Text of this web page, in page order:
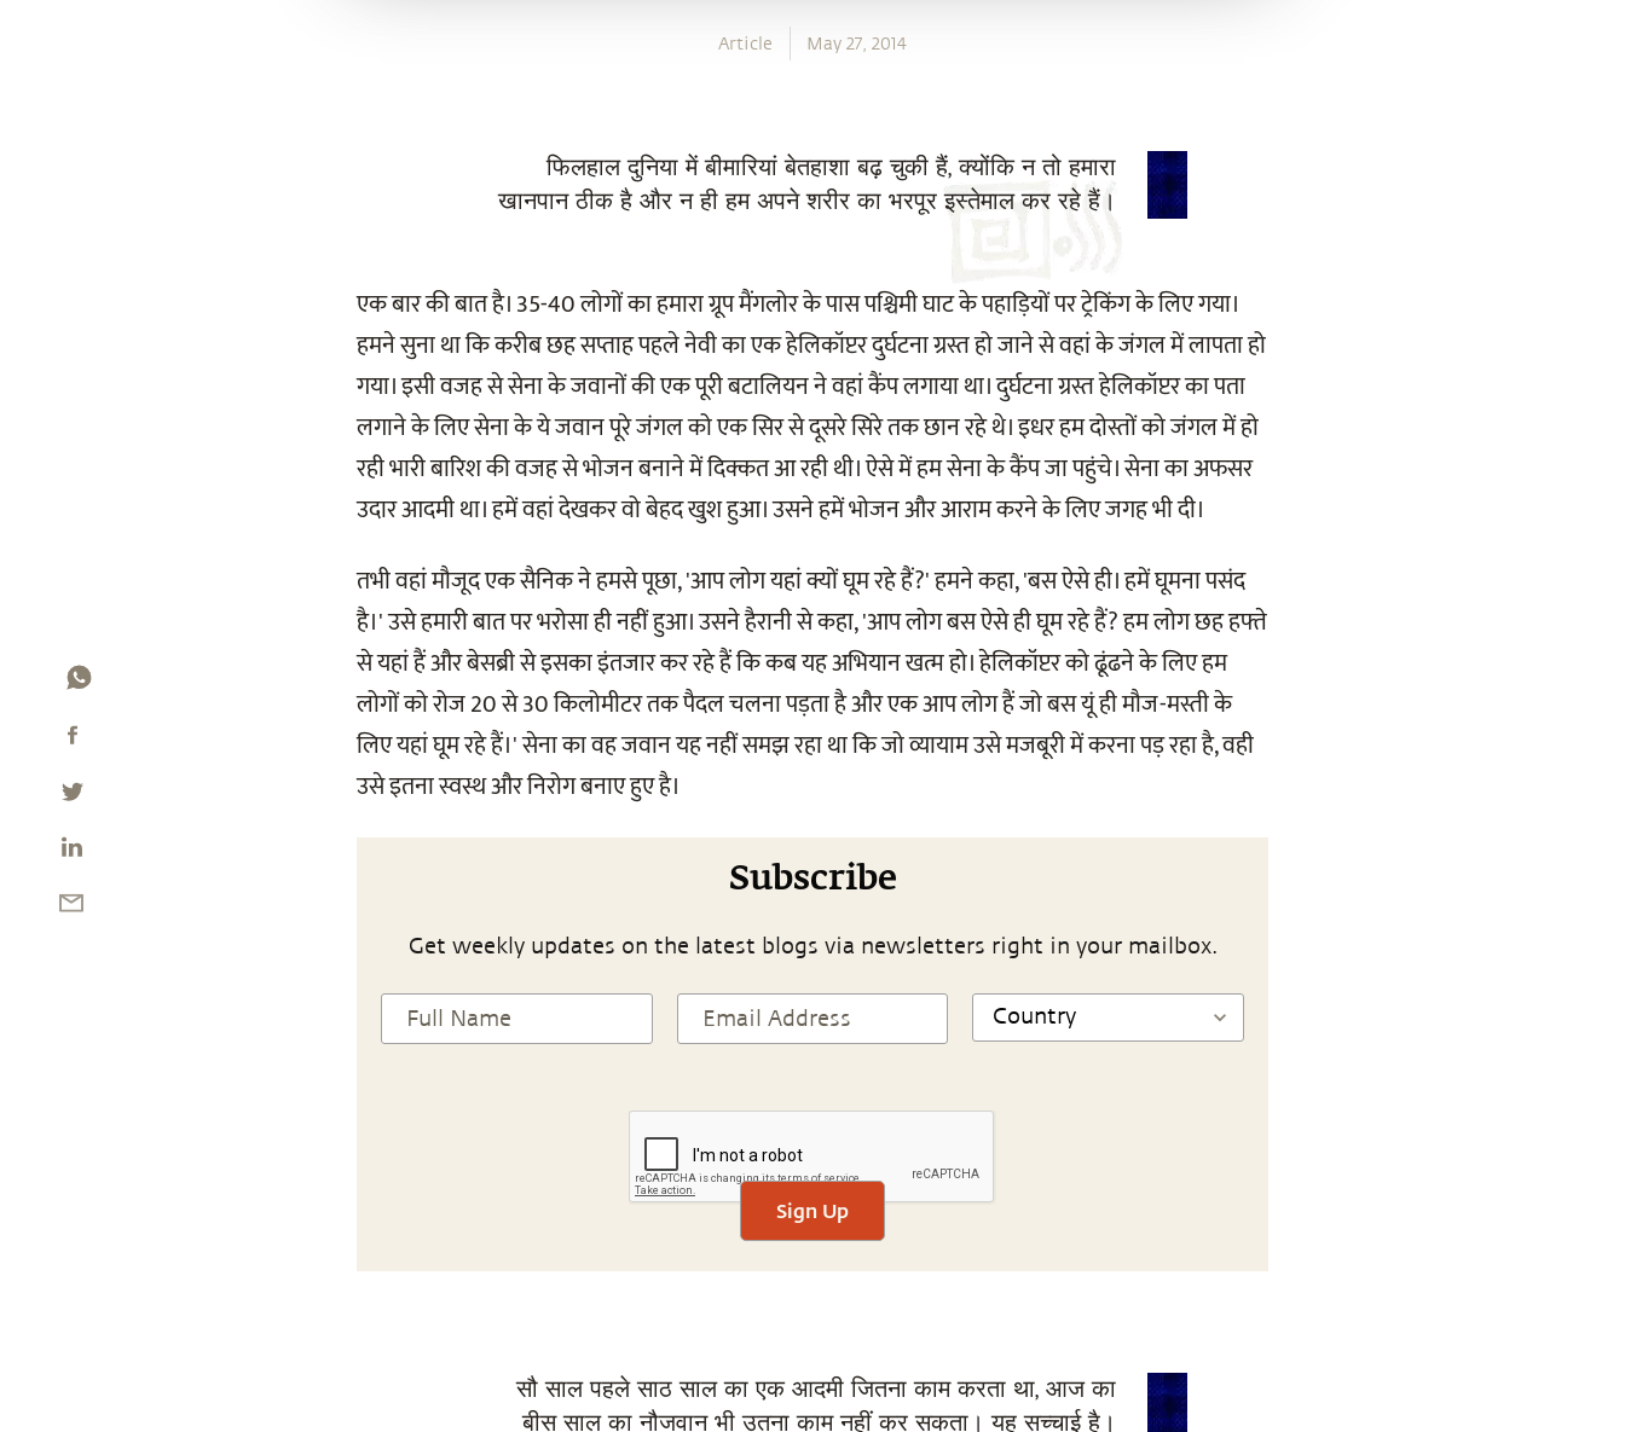
Article May 27, 2014
फिलहाल दुनिया में बीमारियां बेतहाशा बढ़ चुकी हैं, क्योंकि न तो हमारा
खानपान ठीक है और न ही हम अपने शरीर का भरपूर इस्तेमाल कर रहे हैं।
एक बार की बात है। 35-40 लोगों का हमारा ग्रूप मैंगलोर के पास पश्चिमी घाट के पहाड़ियों पर ट्रेकिंग के लिए गया।
हमने सुना था कि करीब छह सप्ताह पहले नेवी का एक हेलिकॉप्टर दुर्घटना ग्रस्त हो जाने से वहां के जंगल में लापता हो
गया। इसी वजह से सेना के जवानों की एक पूरी बटालियन ने वहां कैंप लगाया था। दुर्घटना ग्रस्त हेलिकॉप्टर का पता
लगाने के लिए सेना के ये जवान पूरे जंगल को एक सिर से दूसरे सिरे तक छान रहे थे। इधर हम दोस्तों को जंगल में हो
रही भारी बारिश की वजह से भोजन बनाने में दिक्कत आ रही थी। ऐसे में हम सेना के कैंप जा पहुंचे। सेना का अफसर
उदार आदमी था। हमें वहां देखकर वो बेहद खुश हुआ। उसने हमें भोजन और आराम करने के लिए जगह भी दी।
तभी वहां मौजूद एक सैनिक ने हमसे पूछा, 'आप लोग यहां क्यों घूम रहे हैं?' हमने कहा, 'बस ऐसे ही। हमें घूमना पसंद
है।' उसे हमारी बात पर भरोसा ही नहीं हुआ। उसने हैरानी से कहा, 'आप लोग बस ऐसे ही घूम रहे हैं? हम लोग छह हफ्ते
से यहां हैं और बेसब्री से इसका इंतजार कर रहे हैं कि कब यह अभियान खत्म हो। हेलिकॉप्टर को ढूंढने के लिए हम
लोगों को रोज 20 से 30 किलोमीटर तक पैदल चलना पड़ता है और एक आप लोग हैं जो बस यूं ही मौज-मस्ती के
लिए यहां घूम रहे हैं।' सेना का वह जवान यह नहीं समझ रहा था कि जो व्यायाम उसे मजबूरी में करना पड़ रहा है, वही
उसे इतना स्वस्थ और निरोग बनाए हुए है।
Subscribe
Get weekly updates on the latest blogs via newsletters right in your mailbox.
Sign Up
सौ साल पहले साठ साल का एक आदमी जितना काम करता था, आज का
बीस साल का नौजवान भी उतना काम नहीं कर सकता। यह सच्चाई है।